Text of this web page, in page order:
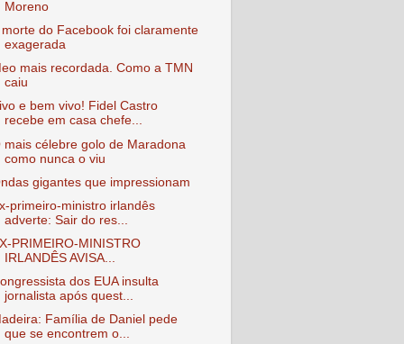
Moreno
morte do Facebook foi claramente
exagerada
mais recordada. Como a TMN
caiu
e bem vivo! Fidel Castro
recebe em casa chefe...
mais célebre golo de Maradona
como nunca o viu
gigantes que impressionam
primeiro-ministro irlandês
adverte: Sair do res...
PRIMEIRO-MINISTRO
IRLANDÊS AVISA...
dos EUA insulta
jornalista após quest...
Família de Daniel pede
que se encontrem o...